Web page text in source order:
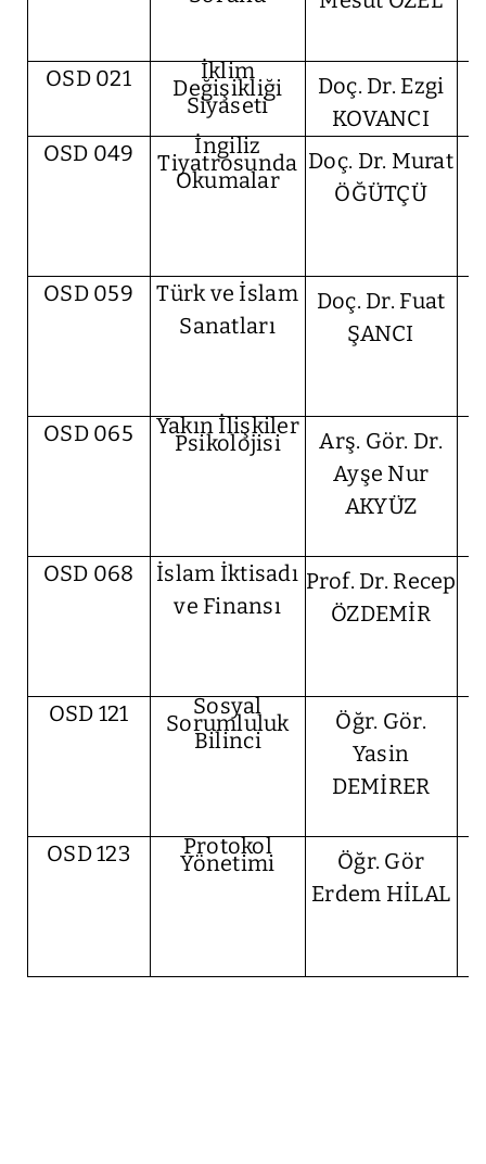
OSD 021 İklim
Değişikliği
Siyaseti
Doç. Dr. Ezgi
KOVANCI
OSD 049
İngiliz
Tiyatrosunda
Okumalar
Doç. Dr. Murat
ÖĞÜTÇÜ
OSD 059
Türk ve İslam
Sanatları
Doç. Dr. Fuat
ŞANCI
OSD 065 Yakın İlişkiler
Psikolojisi
Arş. Gör. Dr.
Ayşe Nur
AKYÜZ
OSD 068
İslam İktisadı
ve Finansı
Prof. Dr. Recep
ÖZDEMİR
OSD 121 Sosyal
Sorumluluk
Bilinci
Öğr. Gör.
Yasin
DEMİRER
OSD 123 Protokol
Yönetimi
Öğr. Gör
Erdem HİLAL